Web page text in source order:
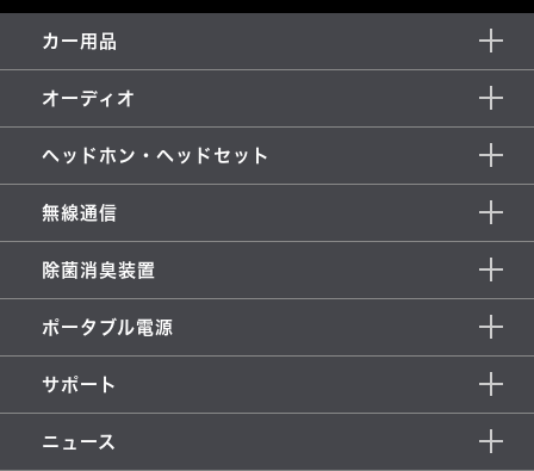
カー用品
オーディオ
ヘッドホン・ヘッドセット
無線通信
除菌消臭装置
ポータブル電源
サポート
ニュース